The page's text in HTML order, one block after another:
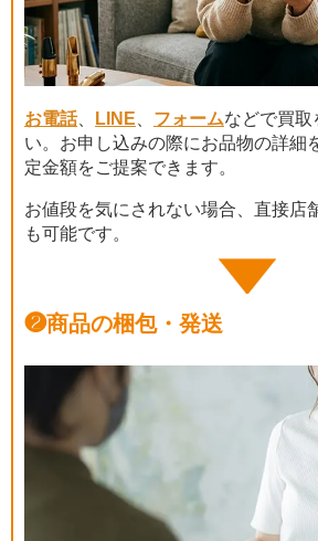
お電話、 LINE、 フォームなどで買取
い。お申し込みの際にお品物の詳細
定金額をご提案できます。
お値段を気にされない場合、直接店
も可能です。
❷商品の梱包・発送